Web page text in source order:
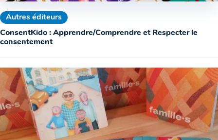
Autres éditeurs
ConsentKido : Apprendre/Comprendre et Respecter le
consentement